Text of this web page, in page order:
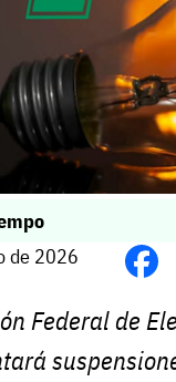
de 2026
Federal de